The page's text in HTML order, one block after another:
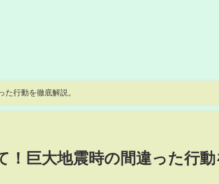
た行動を徹底解説。
！巨大地震時の間違った行